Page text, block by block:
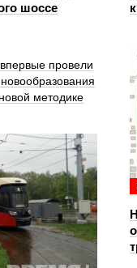
шоссе
провели
методике